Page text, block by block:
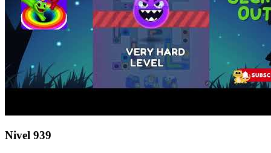
Nivel 939